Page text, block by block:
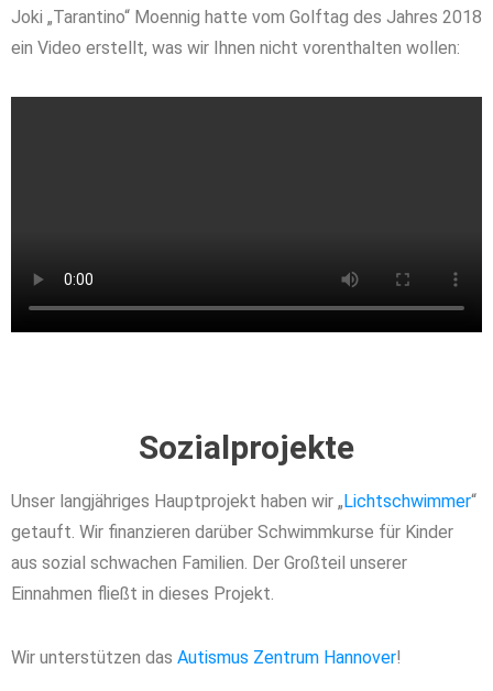
Joki „Tarantino“ Moennig hatte vom Golftag des Jahres 2018
ein Video erstellt, was wir Ihnen nicht vorenthalten wollen:
Sozialprojekte
Unser langjähriges Hauptprojekt haben wir „Lichtschwimmer“
getauft. Wir finanzieren darüber Schwimmkurse für Kinder
aus sozial schwachen Familien. Der Großteil unserer
Einnahmen fließt in dieses Projekt.
Wir unterstützen das Autismus Zentrum Hannover!